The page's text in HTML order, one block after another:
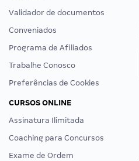
Validador de documentos
Conveniados
Programa de Afiliados
Trabalhe Conosco
Preferências de Cookies
CURSOS ONLINE
Assinatura Ilimitada
Coaching para Concursos
Exame de Ordem